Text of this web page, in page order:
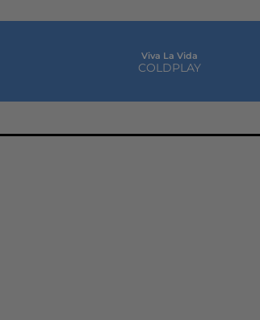
Viva La Vida
COLDPLAY